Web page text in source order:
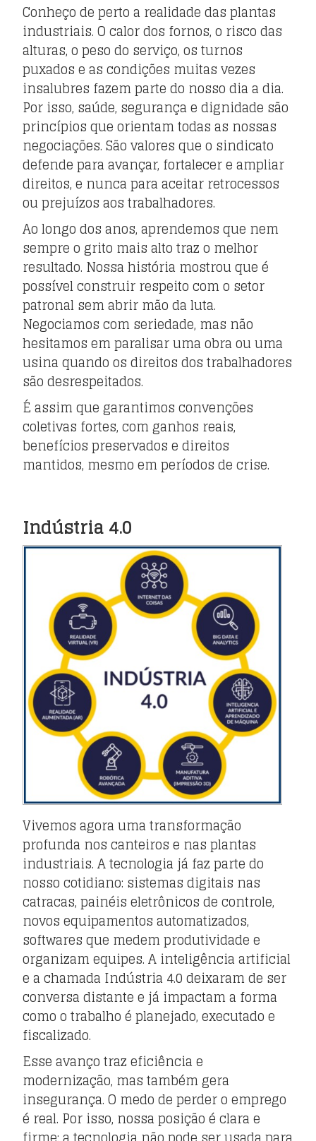
Conheço de perto a realidade das plantas
industriais. O calor dos fornos, o risco das
alturas, o peso do serviço, os turnos
puxados e as condições muitas vezes
insalubres fazem parte do nosso dia a dia.
Por isso, saúde, segurança e dignidade são
princípios que orientam todas as nossas
negociações. São valores que o sindicato
defende para avançar, fortalecer e ampliar
direitos, e nunca para aceitar retrocessos
ou prejuízos aos trabalhadores.
Ao longo dos anos, aprendemos que nem
sempre o grito mais alto traz o melhor
resultado. Nossa história mostrou que é
possível construir respeito com o setor
patronal sem abrir mão da luta.
Negociamos com seriedade, mas não
hesitamos em paralisar uma obra ou uma
usina quando os direitos dos trabalhadores
são desrespeitados.
É assim que garantimos convenções
coletivas fortes, com ganhos reais,
benefícios preservados e direitos
mantidos, mesmo em períodos de crise.
Indústria 4.0
Vivemos agora uma transformação
profunda nos canteiros e nas plantas
industriais. A tecnologia já faz parte do
nosso cotidiano: sistemas digitais nas
catracas, painéis eletrônicos de controle,
novos equipamentos automatizados,
softwares que medem produtividade e
organizam equipes. A inteligência artificial
e a chamada Indústria 4.0 deixaram de ser
conversa distante e já impactam a forma
como o trabalho é planejado, executado e
fiscalizado.
Esse avanço traz eficiência e
modernização, mas também gera
insegurança. O medo de perder o emprego
é real. Por isso, nossa posição é clara e